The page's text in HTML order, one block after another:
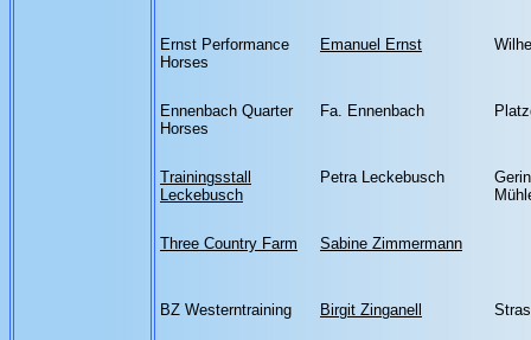
Ernst Performance
Horses
Emanuel Ernst
Ennenbach Quarter
Horses
Fa. Ennenbach
Trainingsstall
Leckebusch
Petra Leckebusch
Three Country Farm Sabine Zimmermann
BZ Westerntraining Birgit Zinganell